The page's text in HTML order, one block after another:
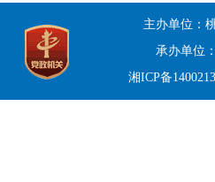
主办单位：
承办单位
湘ICP备